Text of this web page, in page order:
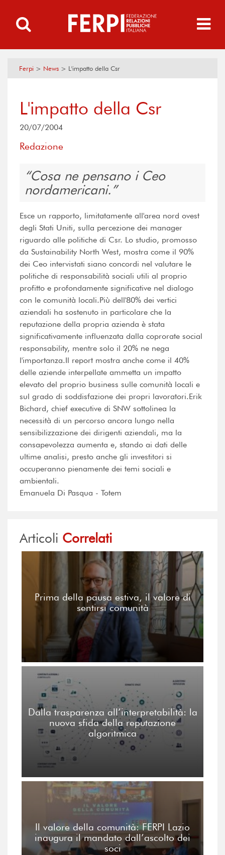
Ferpi > News > L'impatto della Csr
L'impatto della Csr
20/07/2004
Redazione
Cosa ne pensano i Ceo
nordamericani.
Esce un rapporto, limitatamente all'area nord ovest
degli Stati Uniti, sulla percezione dei manager
riguardo alle politiche di Csr. Lo studio, promosso
da Sustainability North West, mostra come il 90%
dei Ceo intervistati siano concordi nel valutare le
politiche di responsabilità sociali utili al proprio
profitto e profondamente significative nel dialogo
con le comunità locali.Più dell'80% dei vertici
aziendali ha sostenuto in particolare che la
reputazione della propria azienda è stata
significativamente influenzata dalla coprorate social
responsability, mentre solo il 20% ne nega
l'importanza.Il report mostra anche come il 40%
delle aziende interpellate ammetta un impatto
elevato del proprio business sulle comunità locali e
sul grado di soddisfazione dei propri lavoratori.Erik
Bichard, chief executive di SNW sottolinea la
necessità di un percorso ancora lungo nella
sensibilizzazione dei dirigenti aziendali, ma la
consapevolezza aumenta e, stando ai dati delle
ultime analisi, presto anche gli investitori si
occuperanno pienamente dei temi sociali e
ambientali.
Emanuela Di Pasqua - Totem
Articoli Correlati
Prima della pausa estiva, il valore di
sentirsi comunità
Dalla trasparenza all’interpretabilità: la
nuova sfida della reputazione
algoritmica
Il valore della comunità: FERPI Lazio
inaugura il mandato dall’ascolto dei
soci